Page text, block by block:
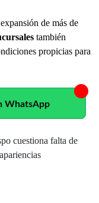
de más de
también
propicias para
WhatsApp
cuestiona falta de